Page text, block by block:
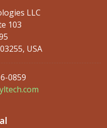
LLC
103
USA
0859